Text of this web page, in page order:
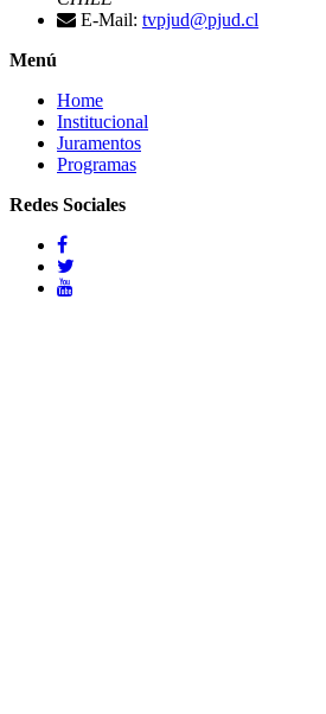
E-Mail: tvpjud@pjud.cl
Menú
Home
Institucional
Juramentos
Programas
Redes Sociales